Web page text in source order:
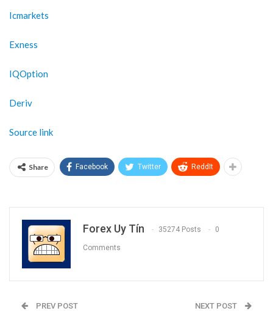
Icmarkets
Exness
IQOption
Deriv
Source link
Share Facebook Twitter ReddIt
Forex Uy Tín 35274 Posts 0
Comments
PREV POST NEXT POST